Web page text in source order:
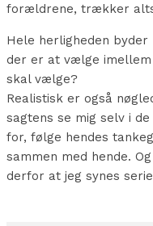
forældrene, trækker
Hele herligheden
der er at vælge imellem
skal vælge?
Realistisk er også
sagtens se mig selv i
for, følge hendes
sammen med hende.
derfor at jeg synes